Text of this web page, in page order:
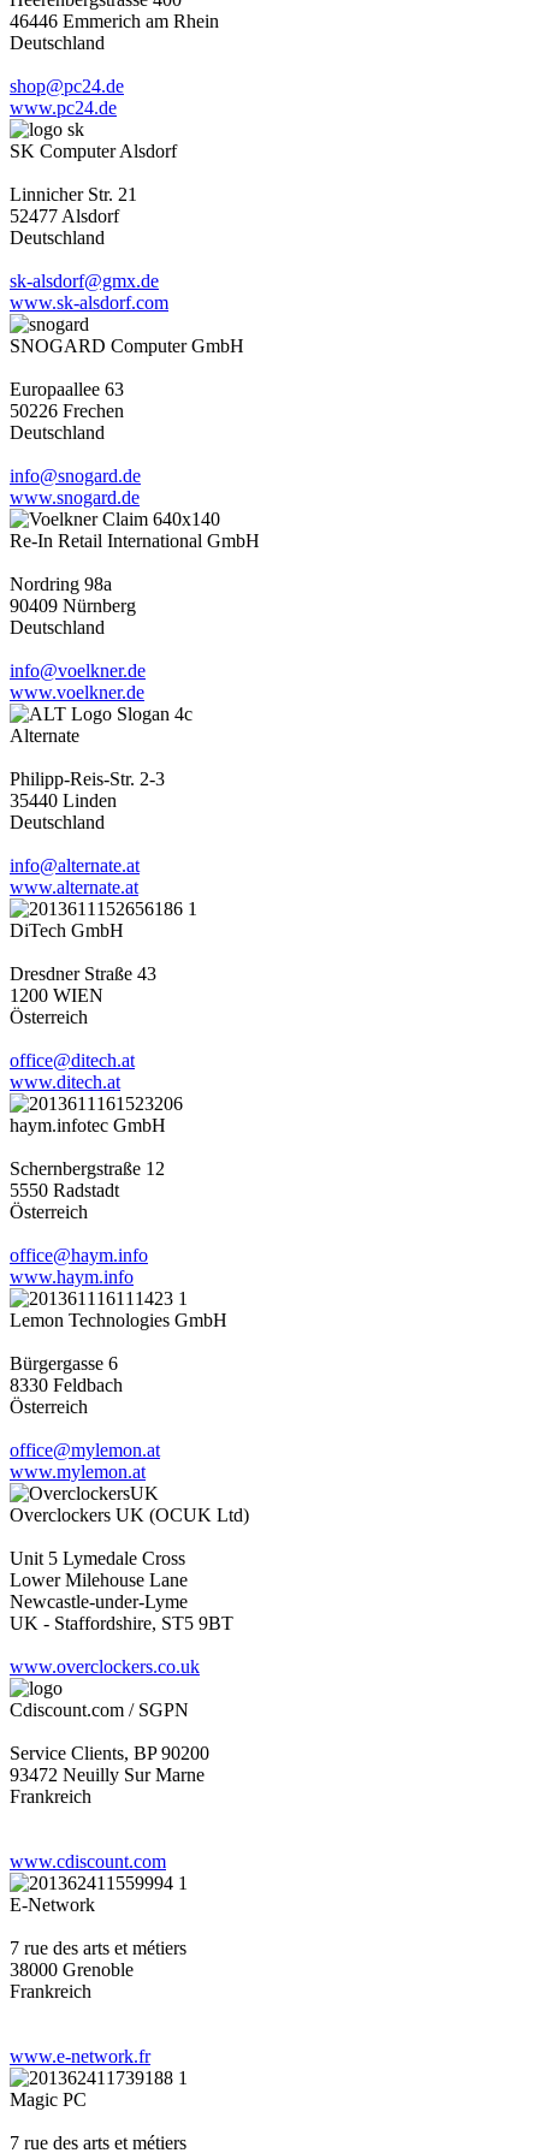
46446 Emmerich am Rhein
Deutschland
shop@pc24.de
www.pc24.de
SK Computer Alsdorf
Linnicher Str. 21
52477 Alsdorf
Deutschland
sk-alsdorf@gmx.de
www.sk-alsdorf.com
SNOGARD Computer GmbH
Europaallee 63
50226 Frechen
Deutschland
info@snogard.de
www.snogard.de
Re-In Retail International GmbH
Nordring 98a
90409 Nürnberg
Deutschland
info@voelkner.de
www.voelkner.de
Alternate
Philipp-Reis-Str. 2-3
35440 Linden
Deutschland
info@alternate.at
www.alternate.at
DiTech GmbH
Dresdner Straße 43
1200 WIEN
Österreich
office@ditech.at
www.ditech.at
haym.infotec GmbH
Schernbergstraße 12
5550 Radstadt
Österreich
office@haym.info
www.haym.info
Lemon Technologies GmbH
Bürgergasse 6
8330 Feldbach
Österreich
office@mylemon.at
www.mylemon.at
Overclockers UK (OCUK Ltd)
Unit 5 Lymedale Cross
Lower Milehouse Lane
Newcastle-under-Lyme
UK - Staffordshire, ST5 9BT
www.overclockers.co.uk
Cdiscount.com / SGPN
Service Clients, BP 90200
93472 Neuilly Sur Marne
Frankreich
www.cdiscount.com
E-Network
7 rue des arts et métiers
38000 Grenoble
Frankreich
www.e-network.fr
Magic PC
7 rue des arts et métiers